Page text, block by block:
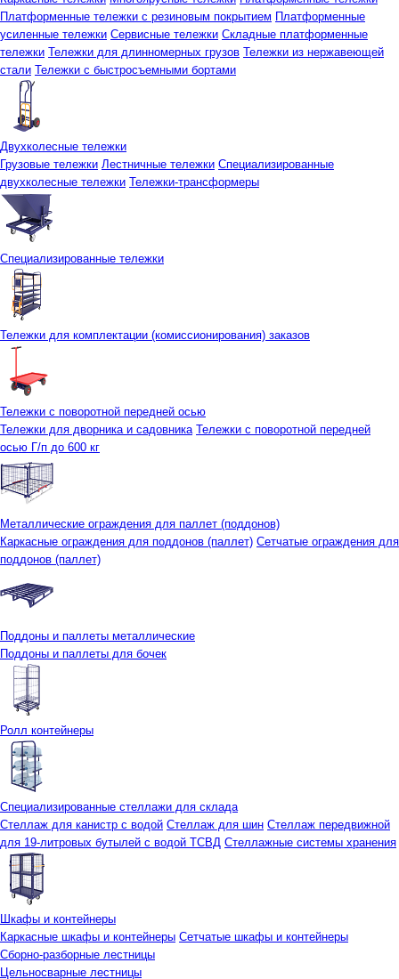
Платформенные тележки с резиновым покрытием Платформенные
усиленные тележки Сервисные тележки Складные платформенные
тележки Тележки для длинномерных грузов Тележки из нержавеющей
стали Тележки с быстросъемными бортами
Двухколесные тележки
Грузовые тележки Лестничные тележки Специализированные
двухколесные тележки Тележки-трансформеры
Специализированные тележки
Тележки для комплектации (комиссионирования) заказов
Тележки с поворотной передней осью
Тележки для дворника и садовника Тележки с поворотной передней
осью Г/п до 600 кг
Металлические ограждения для паллет (поддонов)
Каркасные ограждения для поддонов (паллет) Сетчатые ограждения для
поддонов (паллет)
Поддоны и паллеты металлические
Поддоны и паллеты для бочек
Ролл контейнеры
Специализированные стеллажи для склада
Стеллаж для канистр с водой Стеллаж для шин Стеллаж передвижной
для 19-литровых бутылей с водой ТСВД Стеллажные системы хранения
Шкафы и контейнеры
Каркасные шкафы и контейнеры Сетчатые шкафы и контейнеры
Сборно-разборные лестницы
Цельносварные лестницы